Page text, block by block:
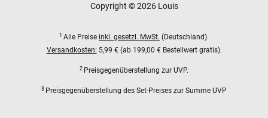
Copyright © 2026 Louis
1 Alle Preise inkl. gesetzl. MwSt. (Deutschland).
Versandkosten: 5,99 € (ab 199,00 € Bestellwert gratis).
2 Preisgegenüberstellung zur UVP.
3 Preisgegenüberstellung des Set-Preises zur Summe UVP